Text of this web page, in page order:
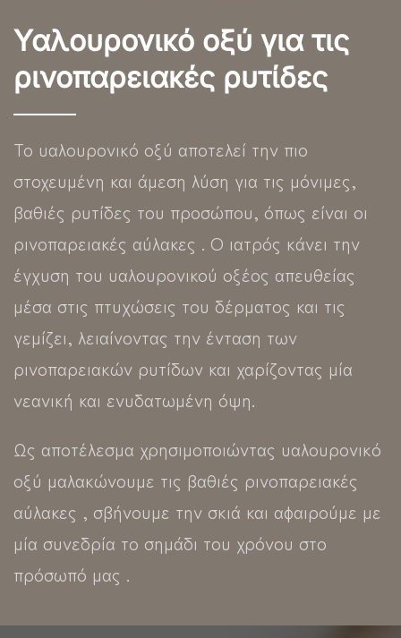
Υαλουρονικό οξύ για τις
ρινοπαρειακές ρυτίδες
Το υαλουρονικό οξύ αποτελεί την πιο
στοχευμένη και άμεση λύση για τις μόνιμες,
βαθιές ρυτίδες του προσώπου, όπως είναι οι
ρινοπαρειακές αύλακες . Ο ιατρός κάνει την
έγχυση του υαλουρονικού οξέος απευθείας
μέσα στις πτυχώσεις του δέρματος και τις
γεμίζει, λειαίνοντας την ένταση των
ρινοπαρειακών ρυτίδων και χαρίζοντας μία
νεανική και ενυδατωμένη όψη.
Ως αποτέλεσμα χρησιμοποιώντας υαλουρονικό
οξύ μαλακώνουμε τις βαθιές ρινοπαρειακές
αύλακες , σβήνουμε την σκιά και αφαιρούμε με
μία συνεδρία το σημάδι του χρόνου στο
πρόσωπό μας .